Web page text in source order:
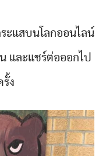
ะแสบนโลกออนไลน์
และแชร์ต่อออกไป
ง